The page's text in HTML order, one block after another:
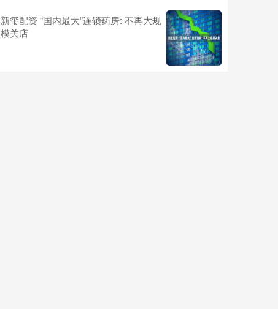
新玺配资 “国内最大”连锁药房: 不再大规
模关店